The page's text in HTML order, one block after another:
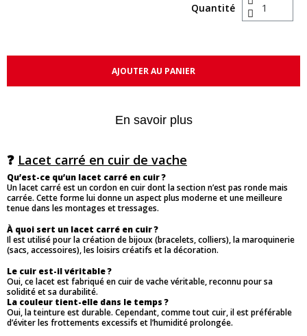
Quantité
AJOUTER AU PANIER
En savoir plus
❓ Lacet carré en cuir de vache
Qu’est-ce qu’un lacet carré en cuir ?
Un lacet carré est un cordon en cuir dont la section n’est pas ronde mais
carrée. Cette forme lui donne un aspect plus moderne et une meilleure
tenue dans les montages et tressages.
À quoi sert un lacet carré en cuir ?
Il est utilisé pour la création de bijoux (bracelets, colliers), la maroquinerie
(sacs, accessoires), les loisirs créatifs et la décoration.
Le cuir est-il véritable ?
Oui, ce lacet est fabriqué en cuir de vache véritable, reconnu pour sa
solidité et sa durabilité.
La couleur tient-elle dans le temps ?
Oui, la teinture est durable. Cependant, comme tout cuir, il est préférable
d’éviter les frottements excessifs et l’humidité prolongée.